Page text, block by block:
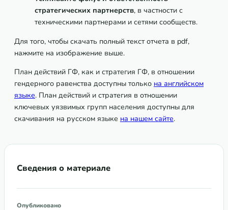
стратегических партнерств, в частности с
техническими партнерами и сетями сообществ.
Для того, чтобы скачать полный текст отчета в pdf,
нажмите на изображение выше.
План действий ГФ, как и стратегия ГФ, в отношении
гендерного равенства доступны только на английском
языке. План действий и стратегия в отношении
ключевых уязвимых групп населения доступны для
скачивания на русском языке на нашем сайте.
Сведения о материале
Опубликовано